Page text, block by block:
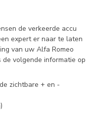
de verkeerde accu
expert er naar te laten
van uw Alfa Romeo
volgende informatie op
zichtbare + en -